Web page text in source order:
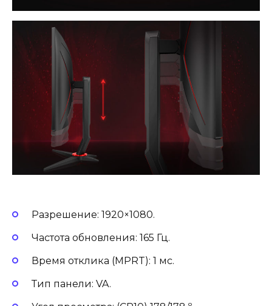
Разрешение: 1920×1080.
Частота обновления: 165 Гц.
Время отклика (MPRT): 1 мс.
Тип панели: VA.